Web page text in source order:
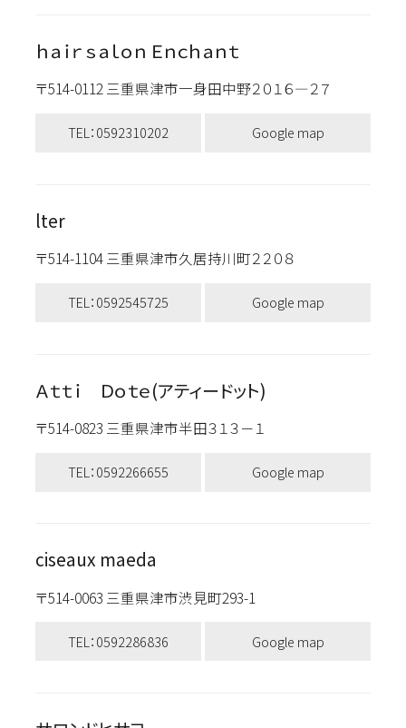
ｈａｉｒ ｓａｌｏｎ Ｅｎｃｈａｎｔ
〒514-0112 三重県津市一身田中野２０１６―２７
TEL：0592310202 Google map
lter
〒514-1104 三重県津市久居持川町２２０８
TEL：0592545725 Google map
Ａｔｔｉ Ｄｏｔｅ(アティードット)
〒514-0823 三重県津市半田３１３－１
TEL：0592266655 Google map
ciseaux maeda
〒514-0063 三重県津市渋見町293-1
TEL：0592286836 Google map